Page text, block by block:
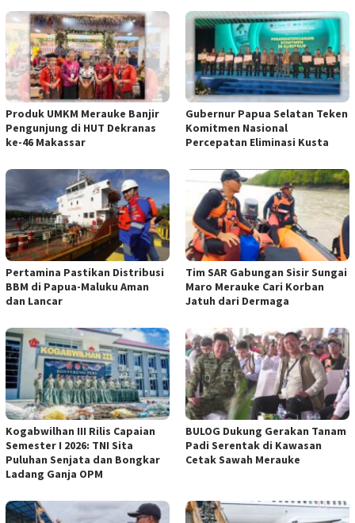
Produk UMKM Merauke Banjir
Pengunjung di HUT Dekranas
ke-46 Makassar
Gubernur Papua Selatan Teken
Komitmen Nasional
Percepatan Eliminasi Kusta
Pertamina Pastikan Distribusi
BBM di Papua-Maluku Aman
dan Lancar
Tim SAR Gabungan Sisir Sungai
Maro Merauke Cari Korban
Jatuh dari Dermaga
Kogabwilhan III Rilis Capaian
Semester I 2026: TNI Sita
Puluhan Senjata dan Bongkar
Ladang Ganja OPM
BULOG Dukung Gerakan Tanam
Padi Serentak di Kawasan
Cetak Sawah Merauke